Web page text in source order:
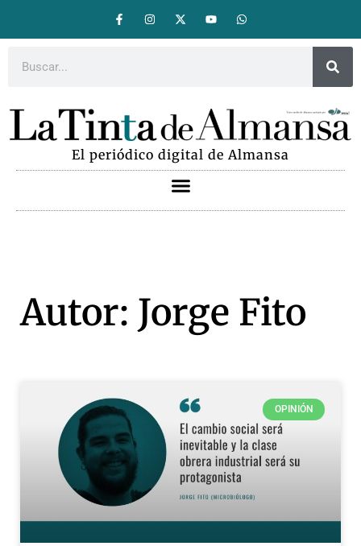
El periódico digital de Almansa
Autor: Jorge Fito
OPINIÓN